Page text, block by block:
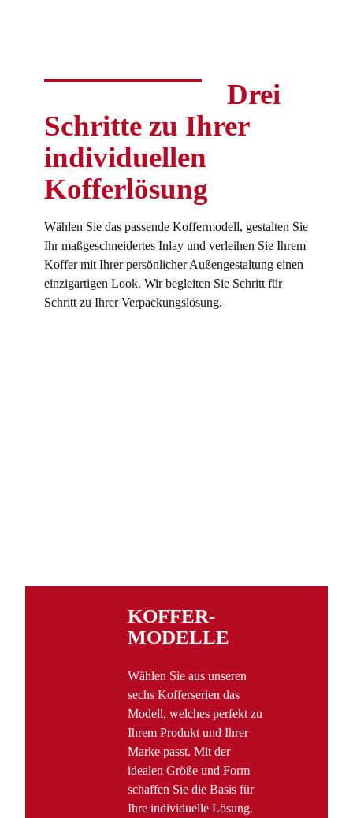
Drei
Schritte zu Ihrer
individuellen
Kofferlösung
Wählen Sie das passende Koffermodell, gestalten Sie
Ihr maßgeschneidertes Inlay und verleihen Sie Ihrem
Koffer mit Ihrer persönlicher Außengestaltung einen
einzigartigen Look. Wir begleiten Sie Schritt für
Schritt zu Ihrer Verpackungslösung.
KOFFER­
MODELLE
Wählen Sie aus unseren
sechs Kofferserien das
Modell, welches perfekt zu
Ihrem Produkt und Ihrer
Marke passt. Mit der
idealen Größe und Form
schaffen Sie die Basis für
Ihre individuelle Lösung.